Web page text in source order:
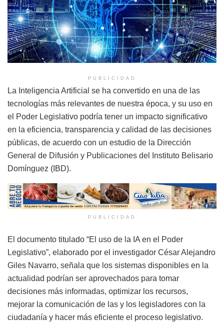
PUBLICIDAD
La Inteligencia Artificial se ha convertido en una de las
tecnologías más relevantes de nuestra época, y su uso en
el Poder Legislativo podría tener un impacto significativo
en la eficiencia, transparencia y calidad de las decisiones
públicas, de acuerdo con un estudio de la Dirección
General de Difusión y Publicaciones del Instituto Belisario
Domínguez (IBD).
PUBLICIDAD
El documento titulado “El uso de la IA en el Poder
Legislativo”, elaborado por el investigador César Alejandro
Giles Navarro, señala que los sistemas disponibles en la
actualidad podrían ser aprovechados para tomar
decisiones más informadas, optimizar los recursos,
mejorar la comunicación de las y los legisladores con la
ciudadanía y hacer más eficiente el proceso legislativo.